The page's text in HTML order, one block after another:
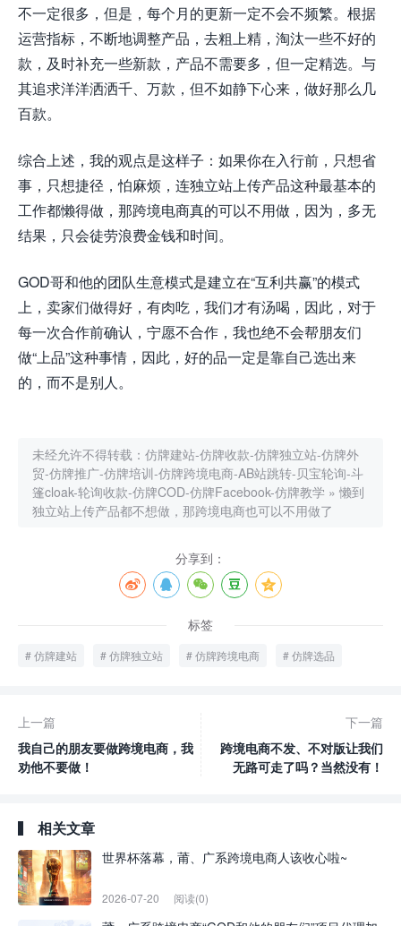
不一定很多，但是，每个月的更新一定不会不频繁。根据
运营指标，不断地调整产品，去粗上精，淘汰一些不好的
款，及时补充一些新款，产品不需要多，但一定精选。与
其追求洋洋洒洒千、万款，但不如静下心来，做好那么几
百款。
综合上述，我的观点是这样子：如果你在入行前，只想省
事，只想捷径，怕麻烦，连独立站上传产品这种最基本的
工作都懒得做，那跨境电商真的可以不用做，因为，多无
结果，只会徒劳浪费金钱和时间。
GOD哥和他的团队生意模式是建立在“互利共赢”的模式
上，卖家们做得好，有肉吃，我们才有汤喝，因此，对于
每一次合作前确认，宁愿不合作，我也绝不会帮朋友们
做“上品”这种事情，因此，好的品一定是靠自己选出来
的，而不是别人。
未经允许不得转载： 仿牌建站-仿牌收款-仿牌独立站-仿牌外
贸-仿牌推广-仿牌培训-仿牌跨境电商-AB站跳转-贝宝轮询-斗
篷cloak-轮询收款-仿牌COD-仿牌Facebook-仿牌教学 » 懒到
独立站上传产品都不想做，那跨境电商也可以不用做了
分享到：
标签
仿牌建站 仿牌独立站 仿牌跨境电商 仿牌选品
上一篇
我自己的朋友要做跨境电商，我
劝他不要做！
下一篇
跨境电商不发、不对版让我们
无路可走了吗？当然没有！
相关文章
世界杯落幕，莆、广系跨境电商人该收心啦~
2026-07-20 阅读(0)